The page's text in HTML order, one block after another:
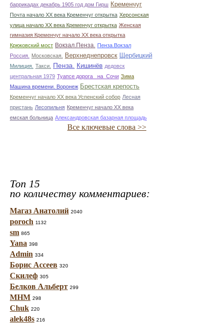
баррикадах декабрь 1905 год дом Гирш Кременчуг
Почта начало ХХ века Кременчуг открытка Херсонская
улица начало ХХ века Кременчуг открытка Женская
гимназия Кременчуг начало ХХ века открытка
Крюковский мост Вокзал.Пенза. Пенза.Вокзал
Россия.
Московская. Верхнеднепровск Щербицкий
Милиция. Такси. Пенза. Кишинёв дедовск
центральная 1979 Туапсе дорога _на_Сочи Зима
Машина времени. Воронеж Брестская крепость
Кременчуг начало ХХ века Успенский собор Лесная
пристань Лесопильня Кременчуг начало ХХ века
емская больница Александровская базарная площадь
Все ключевые слова >>
Топ 15
по количеству комментариев:
Магаз Анатолий 2040
poroch 1132
sm 865
Yana 398
Admin 334
Борис Ассеев 320
Скилеф 305
Белков Альберт 299
МНМ 298
Chuk 220
alek48s 216